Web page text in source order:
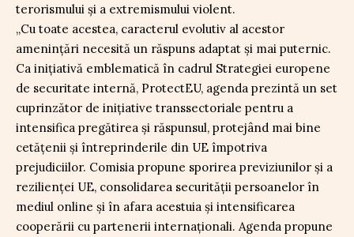
terorismului și a extremismului violent.
„Cu toate acestea, caracterul evolutiv al acestor
amenințări necesită un răspuns adaptat și mai puternic.
Ca inițiativă emblematică în cadrul Strategiei europene
de securitate internă, ProtectEU, agenda prezintă un set
cuprinzător de inițiative transsectoriale pentru a
intensifica pregătirea și răspunsul, protejând mai bine
cetățenii și întreprinderile din UE împotriva
prejudiciilor. Comisia propune sporirea previziunilor și a
rezilienței UE, consolidarea securității persoanelor în
mediul online și în afara acestuia și intensificarea
cooperării cu partenerii internaționali. Agenda propune